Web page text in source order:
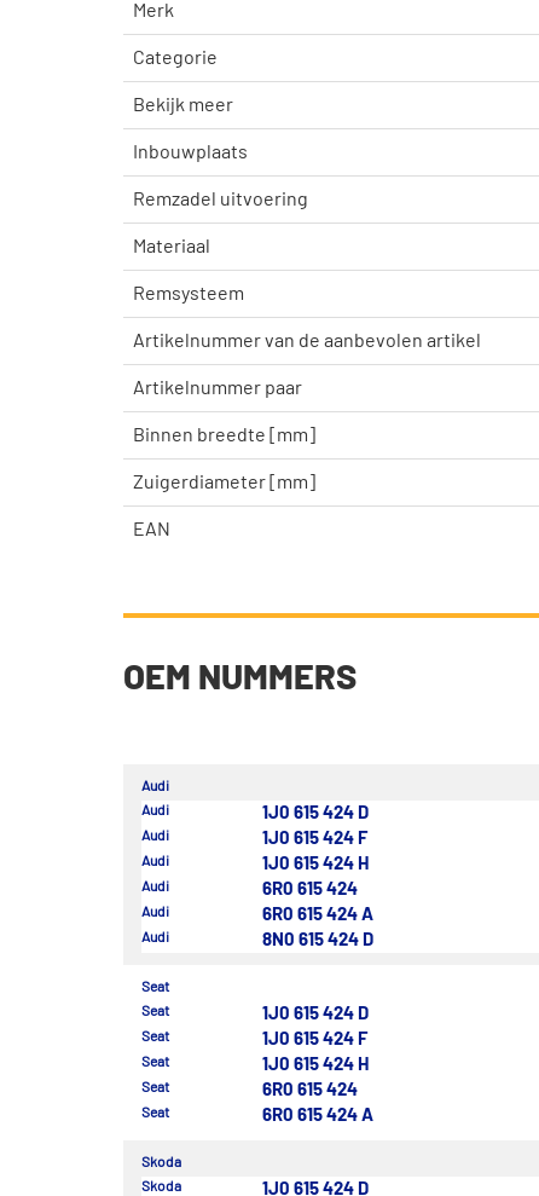
Merk
Categorie
Bekijk meer
Inbouwplaats
Remzadel uitvoering
Materiaal
Remsysteem
Artikelnummer van de aanbevolen artikel
Artikelnummer paar
Binnen breedte [mm]
Zuigerdiameter [mm]
EAN
OEM NUMMERS
Audi
Audi
1J0 615 424 D
Audi 1J0 615 424 F
Audi 1J0 615 424 H
Audi 6R0 615 424
Audi 6R0 615 424 A
Audi 8N0 615 424 D
Seat
Seat
1J0 615 424 D
Seat 1J0 615 424 F
Seat 1J0 615 424 H
Seat 6R0 615 424
Seat 6R0 615 424 A
Skoda
Skoda
1J0 615 424 D